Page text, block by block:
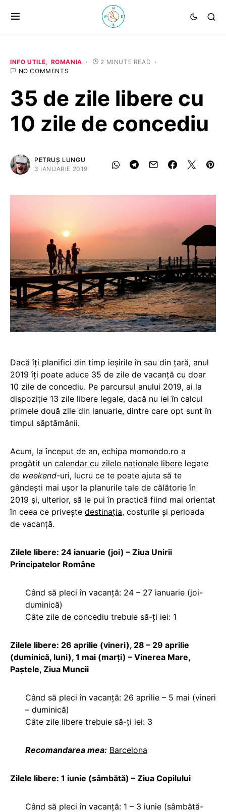
INFO UTILE ROMANIA
2 MINUTE READ
NO COMMENTS
35 de zile libere cu
10 zile de concediu
PETRUȘ LUNGU
3 IANUARIE 2019
Dacă îți planifici din timp ieșirile în sau din țară, anul
2019 îți poate aduce 35 de zile de vacanță cu doar
10 zile de concediu. Pe parcursul anului 2019, ai la
dispoziție 13 zile libere legale, dacă nu iei în calcul
primele două zile din ianuarie, dintre care opt sunt în
timpul săptămânii.
Acum, la început de an, echipa momondo.ro a
pregătit un calendar cu zilele naționale libere legate
de weekend-uri, lucru ce te poate ajuta să te
gândești mai ușor la planurile tale de călătorie în
2019 și, ulterior, să le pui în practică fiind mai orientat
în ceea ce privește destinația, costurile și perioada
de vacanță.
Zilele libere: 24 ianuarie (joi) – Ziua Unirii
Principatelor Române
Când să pleci în vacanță: 24 – 27 ianuarie (joi-
duminică)
Câte zile de concediu trebuie să-ți iei: 1
Zilele libere: 26 aprilie (vineri), 28 – 29 aprilie
(duminică, luni), 1 mai (marți) – Vinerea Mare,
Paștele, Ziua Muncii
Când să pleci în vacanță: 26 aprilie – 5 mai (vineri
– duminică)
Câte zile libere trebuie să-ți iei: 3
Recomandarea mea: Barcelona
Zilele libere: 1 iunie (sâmbătă) – Ziua Copilului
Când să pleci în vacanță: 1 – 3 iunie (sâmbătă-